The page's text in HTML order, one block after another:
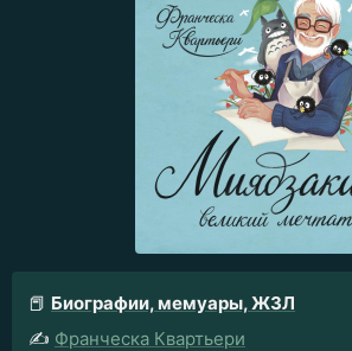
📕 Биографии, мемуары, ЖЗЛ
✍️ Франческа Квартьери